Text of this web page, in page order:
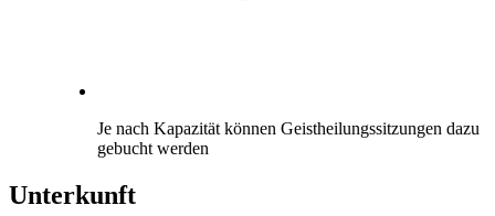
Je nach Kapazität können Geistheilungssitzungen dazu
gebucht werden
Unterkunft